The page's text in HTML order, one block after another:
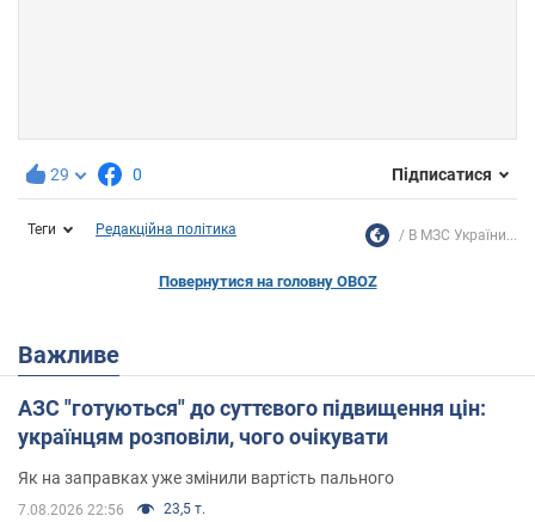
29 0 Підписатися
Теги Редакційна політика В МЗС України...
Повернутися на головну OBOZ
Важливе
АЗС "готуються" до суттєвого підвищення цін:
українцям розповіли, чого очікувати
Як на заправках уже змінили вартість пального
7.08.2026 22:56 23,5 т.